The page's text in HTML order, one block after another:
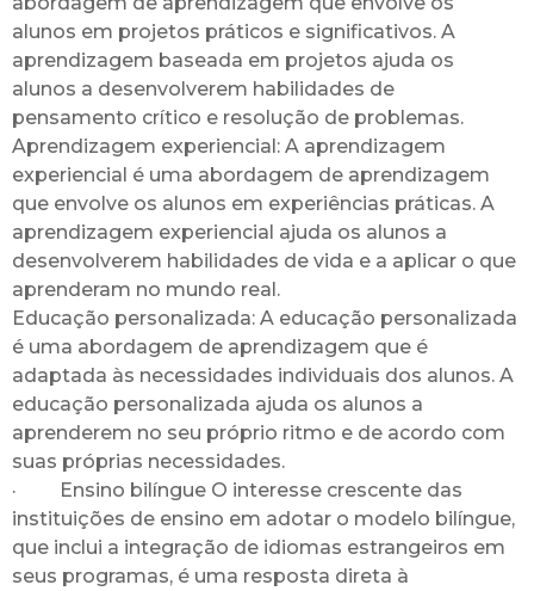
alunos em projetos práticos e significativos. A
aprendizagem baseada em projetos ajuda os
alunos a desenvolverem habilidades de
pensamento crítico e resolução de problemas.
Aprendizagem experiencial: A aprendizagem
experiencial é uma abordagem de aprendizagem
que envolve os alunos em experiências práticas. A
aprendizagem experiencial ajuda os alunos a
desenvolverem habilidades de vida e a aplicar o que
aprenderam no mundo real.
Educação personalizada: A educação personalizada
é uma abordagem de aprendizagem que é
adaptada às necessidades individuais dos alunos. A
educação personalizada ajuda os alunos a
aprenderem no seu próprio ritmo e de acordo com
suas próprias necessidades.
· Ensino bilíngue O interesse crescente das
instituições de ensino em adotar o modelo bilíngue,
que inclui a integração de idiomas estrangeiros em
seus programas, é uma resposta direta à